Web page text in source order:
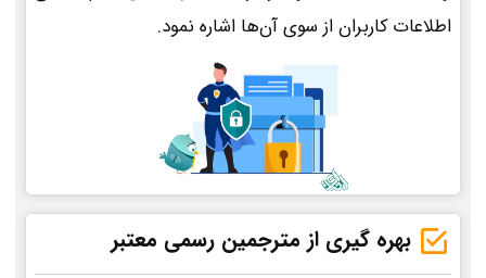
اطلاعات کاربران از سوی آن‌ها اشاره نمود.
بهره گیری از مترجمین رسمی معتبر